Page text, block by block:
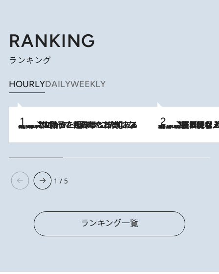
RANKING
ランキング
HOURLYDAILYWEEKLY
2026.8.5
【阿川佐和子さんの年とる力】なぜ70代で始めた趣味は“こんなに楽しい”のか？ ピアノ、俳句…スランプに陥っても続けられる“ある秘訣”とは 2026.8.5
【なぜ吉沢亮は「気配を消せる」のか？】興行収入208億の『国宝』を経て挑むミュージカル『ディア・エヴァン・ハンセン』。トップ俳優が舞台上でさらけ出した“孤独”とは
1 / 5
ランキング一覧